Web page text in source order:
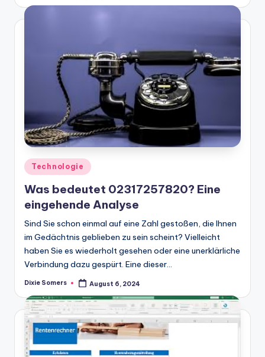
Posted
in
Technologie
Was bedeutet 02317257820? Eine
eingehende Analyse
Sind Sie schon einmal auf eine Zahl gestoßen, die Ihnen
im Gedächtnis geblieben zu sein scheint? Vielleicht
haben Sie es wiederholt gesehen oder eine unerklärliche
Verbindung dazu gespürt. Eine dieser…
Posted
Dixie Somers August 6, 2024